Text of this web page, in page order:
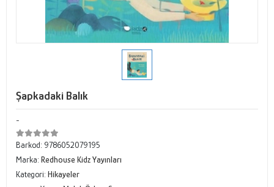
Şapkadaki Balık
-
Barkod: 9786052079195
Marka: Redhouse Kidz Yayınları
Kategori: Hikayeler